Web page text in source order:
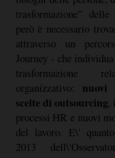
trasformazione”
però è necessario
attraverso un
Journey - che
trasformazione
organizzativo: nuovi
scelte di outsourcing,
processi HR e nuovi
del lavoro. E\'
2013